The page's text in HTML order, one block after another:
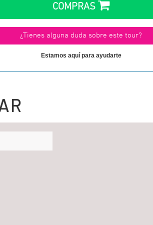
COMPRAS
Estamos aquí para ayudarte